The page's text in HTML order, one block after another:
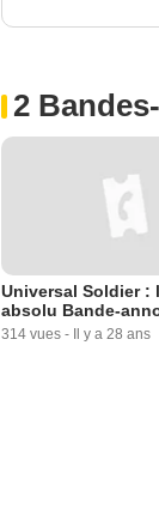
2
Universal Soldier :
absolu Bande-
314 vues - Il y a 28 ans